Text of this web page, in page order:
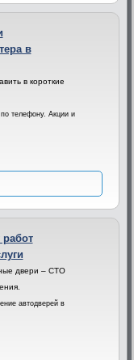
в
в короткие
телефону. Акции и
двери – СТО
автодверей в